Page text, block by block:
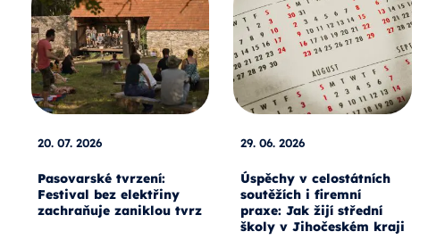
20. 07. 2026
Pasovarské tvrzení:
Festival bez elektřiny
zachraňuje zaniklou tvrz
29. 06. 2026
Úspěchy v celostátních
soutěžích i firemní
praxe: Jak žijí střední
školy v Jihočeském kraji